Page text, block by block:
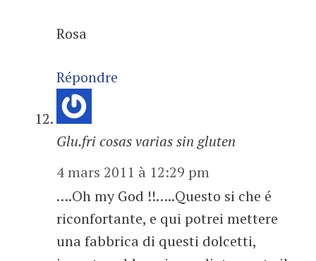
Rosa
Répondre
Glu.fri cosas varias sin gluten
4 mars 2011 à 12:29 pm
….Oh my God !!…..Questo si che é
riconfortante, e qui potrei mettere
una fabbrica di questi dolcetti,